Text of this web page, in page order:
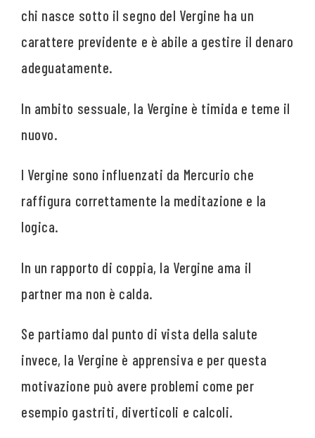
chi nasce sotto il segno del Vergine ha un
carattere previdente e è abile a gestire il denaro
adeguatamente.
In ambito sessuale, la Vergine è timida e teme il
nuovo.
I Vergine sono influenzati da Mercurio che
raffigura correttamente la meditazione e la
logica.
In un rapporto di coppia, la Vergine ama il
partner ma non è calda.
Se partiamo dal punto di vista della salute
invece, la Vergine è apprensiva e per questa
motivazione può avere problemi come per
esempio gastriti, diverticoli e calcoli.